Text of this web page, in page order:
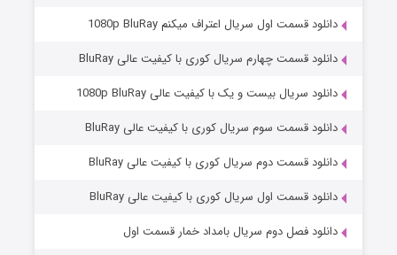
وستی ها
قسمت1 (زیرنویس) منتشر شد
دانلود قسمت اول سریال اعتراف میکنم 1080p BluRay
دانلود قسمت چهارم سریال کوری با کیفیت عالی BluRay
دانلود سریال بیست و یک با کیفیت عالی 1080p BluRay
دانلود قسمت سوم سریال کوری با کیفیت عالی BluRay
دانلود قسمت دوم سریال کوری با کیفیت عالی BluRay
دانلود قسمت اول سریال کوری با کیفیت عالی BluRay
دانلود فصل دوم سریال بامداد خمار قسمت اول